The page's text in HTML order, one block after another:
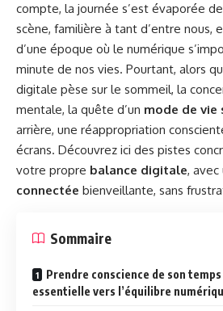
compte, la journée s’est évaporée
scène, familière à tant d’entre nous,
d’une époque où le numérique
minute de nos vies. Pourtant, alors
digitale pèse sur le sommeil, la
mentale, la quête d’un mode de vie
arrière, une réappropriation
écrans. Découvrez ici des pistes
votre propre balance digitale, avec
connectée bienveillante, sans
Sommaire
Prendre conscience de son
essentielle vers l’équilibre